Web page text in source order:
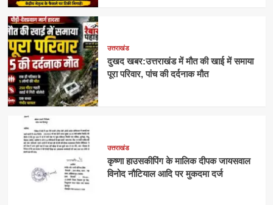
उत्तराखंड
दुखद खबर:उत्तराखंड में मौत की खाई में समाया
पूरा परिवार, पांच की दर्दनाक मौत
उत्तराखंड
कृष्णा हाउसकीपिंग के मालिक दीपक जायसवाल
विनोद नौटियाल आदि पर मुकदमा दर्ज